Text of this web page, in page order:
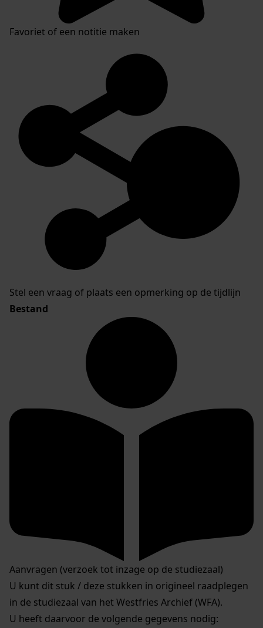
Favoriet of een notitie maken
Stel een vraag of plaats een opmerking op de tijdlijn
Bestand
Aanvragen (verzoek tot inzage op de studiezaal)
U kunt dit stuk / deze stukken in origineel raadplegen
in de studiezaal van het Westfries Archief (WFA).
U heeft daarvoor de volgende gegevens nodig: